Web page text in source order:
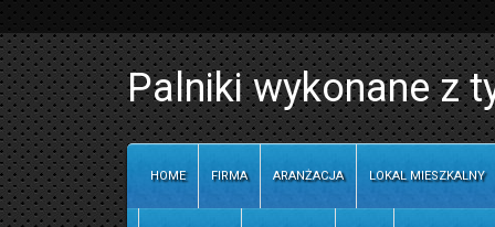
Palniki wykonane z
HOME FIRMA ARANŻACJA LOKAL MIESZKALNY